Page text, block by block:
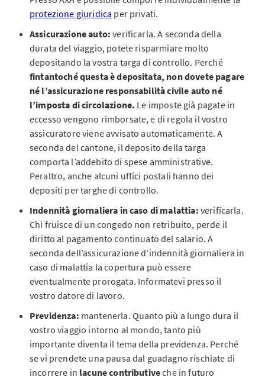
protezione giuridica per privati.
Assicurazione auto: verificarla. A seconda della
durata del viaggio, potete risparmiare molto
depositando la vostra targa di controllo. Perché
fintantoché questa è depositata, non dovete pagare
né l’assicurazione responsabilità civile auto né
l’imposta di circolazione. Le imposte già pagate in
eccesso vengono rimborsate, e di regola il vostro
assicuratore viene avvisato automaticamente. A
seconda del cantone, il deposito della targa
comporta l’addebito di spese amministrative.
Peraltro, anche alcuni uffici postali hanno dei
depositi per targhe di controllo.
Indennità giornaliera in caso di malattia: verificarla.
Chi fruisce di un congedo non retribuito, perde il
diritto al pagamento continuato del salario. A
seconda dell’assicurazione d’indennità giornaliera in
caso di malattia la copertura può essere
eventualmente prorogata. Informatevi presso il
vostro datore di lavoro.
Previdenza: mantenerla. Quanto più a lungo dura il
vostro viaggio intorno al mondo, tanto più
importante diventa il tema della previdenza. Perché
se vi prendete una pausa dal guadagno rischiate di
incorrere in lacune contributiveche in futuro